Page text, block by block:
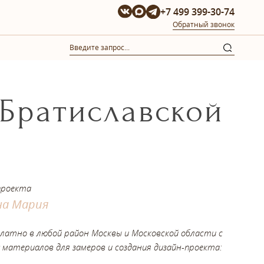
+7 499 399-30-74
Обратный звонок
Мария
в любой район Москвы и Московской области с
для замеров и создания дизайн-проекта: